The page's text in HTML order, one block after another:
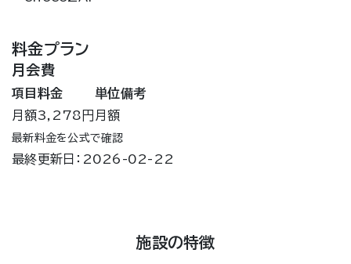
料金プラン
月会費
項目 料金 単位備考
月額3,278円 月額
最新料金を公式で確認
最終更新日：2026-02-22
施設の特徴